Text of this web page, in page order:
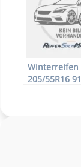
Winterreifen
205/55R16